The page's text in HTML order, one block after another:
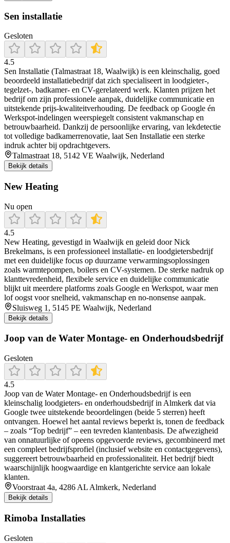
Sen installatie
Gesloten
4.5
Sen Installatie (Talmastraat 18, Waalwijk) is een kleinschalig, goed
beoordeeld installatiebedrijf dat zich specialiseert in loodgieter-,
tegelzet-, badkamer- en CV-gerelateerd werk. Klanten prijzen het
bedrijf om zijn professionele aanpak, duidelijke communicatie en
uitstekende prijs‑kwaliteitverhouding. De feedback op Google én
Werkspot-indelingen weerspiegelt consistent vakmanschap en
betrouwbaarheid. Dankzij de persoonlijke ervaring, van lekdetectie
tot volledige badkamerrenovatie, laat Sen Installatie een sterke
indruk achter bij opdrachtgevers.
Talmastraat 18, 5142 VE Waalwijk, Nederland
Bekijk details
New Heating
Nu open
4.5
New Heating, gevestigd in Waalwijk en geleid door Nick
Brekelmans, is een professioneel installatie- en loodgietersbedrijf
met een duidelijke focus op duurzame verwarmingsoplossingen
zoals warmtepompen, boilers en CV-systemen. De sterke nadruk op
klanttevredenheid, flexibele service en duidelijke communicatie
blijkt uit meerdere platforms zoals Google en Werkspot, waar men
lof oogst voor snelheid, vakmanschap en no-nonsense aanpak.
Sluisweg 1, 5145 PE Waalwijk, Nederland
Bekijk details
Joop van de Water Montage- en Onderhoudsbedrijf
Gesloten
4.5
Joop van de Water Montage‑ en Onderhoudsbedrijf is een
kleinschalig loodgieters- en onderhoudsbedrijf in Almkerk dat via
Google twee uitstekende beoordelingen (beide 5 sterren) heeft
ontvangen. Hoewel het aantal reviews beperkt is, tonen de feedback
– zoals “Top bedrijf” – een tevreden klantenbasis. De afwezigheid
van onnatuurlijke of opeens opgevoerde reviews, gecombineerd met
een compleet bedrijfsprofiel (inclusief website en contactgegevens),
suggereert betrouwbaarheid en professionaliteit. Het bedrijf biedt
waarschijnlijk hoogwaardige en klantgerichte service aan lokale
klanten.
Voorstraat 4a, 4286 AL Almkerk, Nederland
Bekijk details
Rimoba Installaties
Gesloten